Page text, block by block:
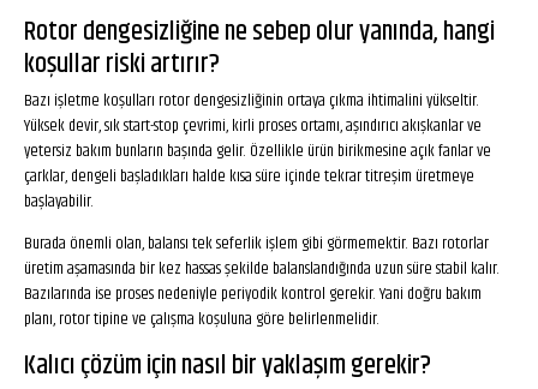
Rotor dengesizliğine ne sebep olur yanında, hangi
koşullar riski artırır?
Bazı işletme koşulları rotor dengesizliğinin ortaya çıkma ihtimalini yükseltir.
Yüksek devir, sık start-stop çevrimi, kirli proses ortamı, aşındırıcı akışkanlar ve
yetersiz bakım bunların başında gelir. Özellikle ürün birikmesine açık fanlar ve
çarklar, dengeli başladıkları halde kısa süre içinde tekrar titreşim üretmeye
başlayabilir.
Burada önemli olan, balansı tek seferlik işlem gibi görmemektir. Bazı rotorlar
üretim aşamasında bir kez hassas şekilde balanslandığında uzun süre stabil kalır.
Bazılarında ise proses nedeniyle periyodik kontrol gerekir. Yani doğru bakım
planı, rotor tipine ve çalışma koşuluna göre belirlenmelidir.
Kalıcı çözüm için nasıl bir yaklaşım gerekir?